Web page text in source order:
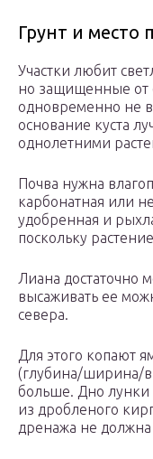
Грунт и место
Участки любит
но защищенные от
одновременно не
основание куста
однолетними
Почва нужна
карбонатная или
удобренная и
поскольку
Лиана достаточно
высаживать ее
севера.
Для этого копают
(глубина/ширина/
больше. Дно
из дробленого
дренажа не